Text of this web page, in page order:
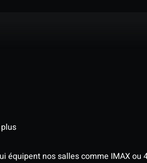
nos salles comme IMAX ou